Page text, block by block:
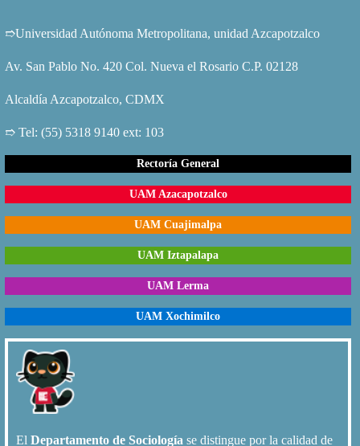
➱Universidad Autónoma Metropolitana, unidad Azcapotzalco
Av. San Pablo No. 420 Col. Nueva el Rosario C.P. 02128
Alcaldía Azcapotzalco, CDMX
➱ Tel: (55) 5318 9140 ext: 103
Rectoría General
UAM Azacapotzalco
UAM Cuajimalpa
UAM Iztapalapa
UAM Lerma
UAM Xochimilco
El Departamento de Sociología se distingue por la calidad de